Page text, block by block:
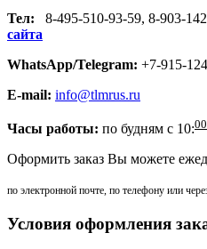
Тел: 8-495-510-93-59,
сайта
WhatsApp/Telegram: +7-915-
E-mail: info@tlmrus.ru
Часы работы: по будням с 10:00
Оформить заказ Вы можете
по электронной почте, по телефону или
Условия оформления